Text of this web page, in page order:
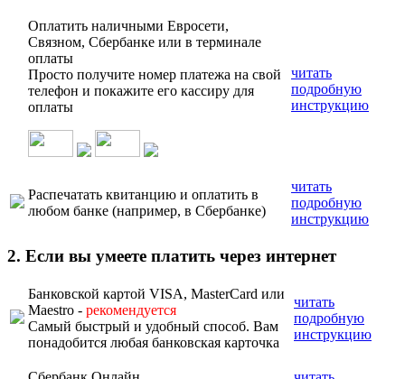
Оплатить наличными Евросети,
Связном, Сбербанке или в терминале
оплаты
Просто получите номер платежа на свой
телефон и покажите его кассиру для
оплаты
читать
подробную
инструкцию
Распечатать квитанцию и оплатить в
любом банке (например, в Сбербанке)
читать
подробную
инструкцию
2. Если вы умеете платить через интернет
Банковской картой VISA, MasterCard или
Maestro - рекомендуется
Самый быстрый и удобный способ. Вам
понадобится любая банковская карточка
читать
подробную
инструкцию